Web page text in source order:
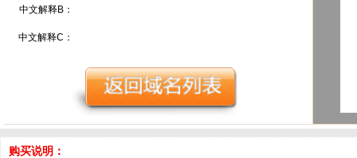
中文解释B：
中文解释C：
购买说明：